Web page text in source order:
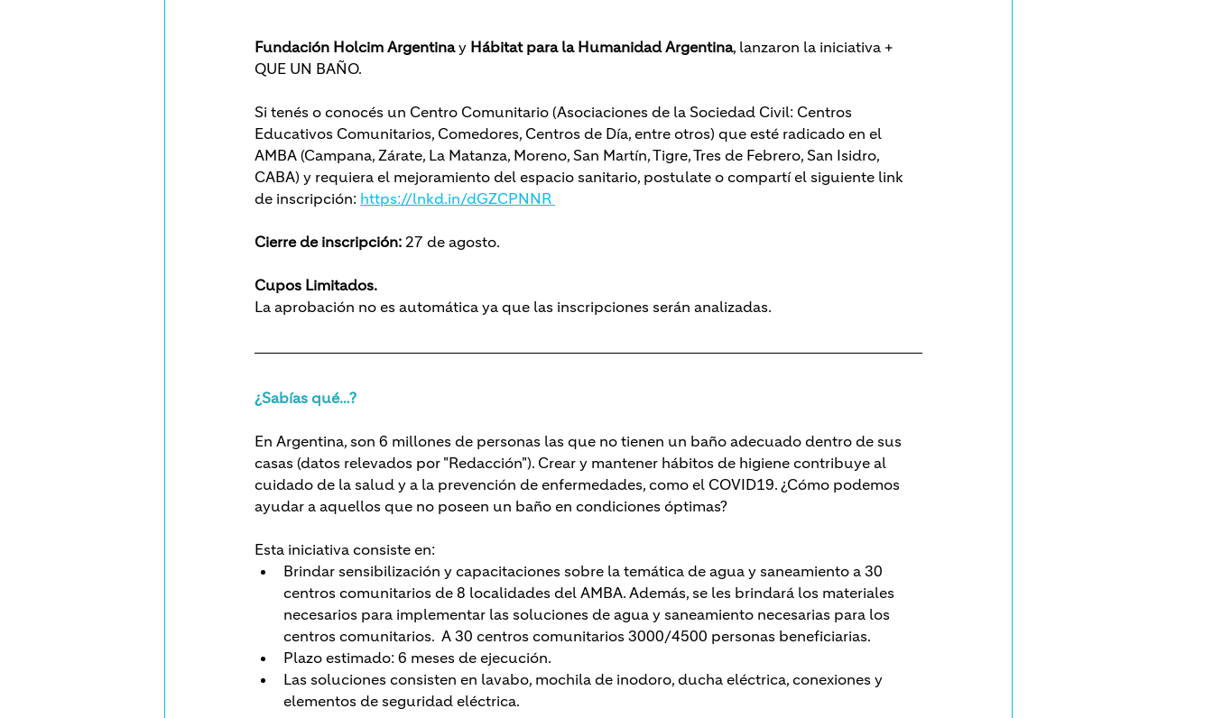
Fundación Holcim Argentina y Hábitat para la Humanidad Argentina, lanzaron la iniciativa +
QUE UN BAÑO.
Si tenés o conocés un Centro Comunitario (Asociaciones de la Sociedad Civil: Centros
Educativos Comunitarios, Comedores, Centros de Día, entre otros) que esté radicado en el
AMBA (Campana, Zárate, La Matanza, Moreno, San Martín, Tigre, Tres de Febrero, San Isidro,
CABA) y requiera el mejoramiento del espacio sanitario, postulate o compartí el siguiente link
de inscripción: https://lnkd.in/dGZCPNNR
Cierre de inscripción: 27 de agosto.
Cupos Limitados.
La aprobación no es automática ya que las inscripciones serán analizadas.
¿Sabías qué…?
En Argentina, son 6 millones de personas las que no tienen un baño adecuado dentro de sus
casas (datos relevados por "Redacción"). Crear y mantener hábitos de higiene contribuye al
cuidado de la salud y a la prevención de enfermedades, como el COVID19. ¿Cómo podemos
ayudar a aquellos que no poseen un baño en condiciones óptimas?
Esta iniciativa consiste en:
Brindar sensibilización y capacitaciones sobre la temática de agua y saneamiento a 30
centros comunitarios de 8 localidades del AMBA. Además, se les brindará los materiales
necesarios para implementar las soluciones de agua y saneamiento necesarias para los
centros comunitarios.  A 30 centros comunitarios 3000/4500 personas beneficiarias.
Plazo estimado: 6 meses de ejecución.
Las soluciones consisten en lavabo, mochila de inodoro, ducha eléctrica, conexiones y
elementos de seguridad eléctrica.